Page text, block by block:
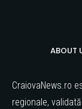
ABOUT
CraiovaNews.ro
regionale,